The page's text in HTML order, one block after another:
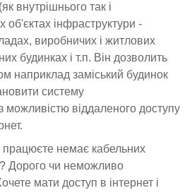
внутрішнього так і
об'єктах інфраструктури -
виробничих і житлових
будинках і т.п. Він дозволить
наприклад заміський будинок
систему
можливістю віддаленого доступу
немає кабельних
Дорого чи неможливо
мати доступ в інтернет і